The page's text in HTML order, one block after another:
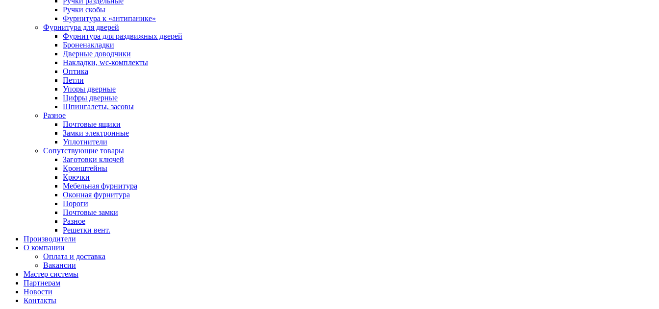
Ручки скобы
Фурнитура к «антипанике»
Фурнитура для дверей
Фурнитура для раздвижных дверей
Броненакладки
Дверные доводчики
Накладки, wc-комплекты
Оптика
Петли
Упоры дверные
Цифры дверные
Шпингалеты, засовы
Разное
Почтовые ящики
Замки электронные
Уплотнители
Сопутствующие товары
Заготовки ключей
Кронштейны
Крючки
Мебельная фурнитура
Оконная фурнитура
Пороги
Почтовые замки
Разное
Решетки вент.
Производители
О компании
Оплата и доставка
Вакансии
Мастер системы
Партнерам
Новости
Контакты